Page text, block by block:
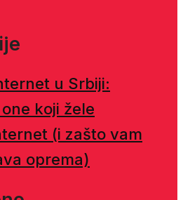
u Srbiji:
koji žele
(i zašto vam
oprema)